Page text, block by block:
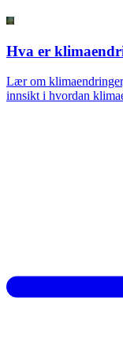
Hva er
Lær om
innsikt i hvordan